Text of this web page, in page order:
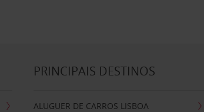
PRINCIPAIS DESTINOS
ALUGUER DE CARROS LISBOA